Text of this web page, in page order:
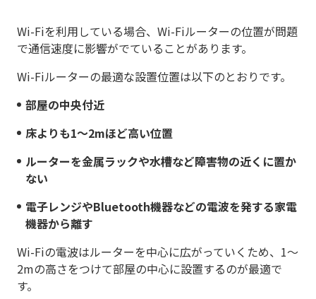
Wi-Fiを利用している場合、Wi-Fiルーターの位置が問題
で通信速度に影響がでていることがあります。
Wi-Fiルーターの最適な設置位置は以下のとおりです。
部屋の中央付近
床よりも1～2mほど高い位置
ルーターを金属ラックや水槽など障害物の近くに置か
ない
電子レンジやBluetooth機器などの電波を発する家電
機器から離す
Wi-Fiの電波はルーターを中心に広がっていくため、1〜
2mの高さをつけて部屋の中心に設置するのが最適で
す。